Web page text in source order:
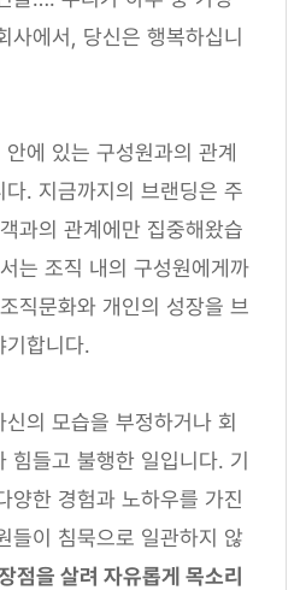
사에서, 당신은 행복하십니
에 있는 구성원과의 관계
. 지금까지의 브랜딩은 주
과의 관계에만 집중해왔습
는 조직 내의 구성원에게까
직문화와 개인의 성장을 브
기합니다.
의 모습을 부정하거나 회
힘들고 불행한 일입니다. 기
양한 경험과 노하우를 가진
들이 침묵으로 일관하지 않
점을 살려 자유롭게 목소리